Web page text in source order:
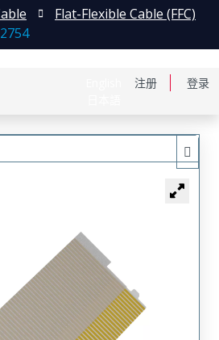
注册 登录
Flat-Flexible Cable (FFC)